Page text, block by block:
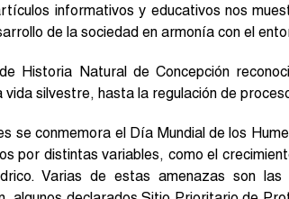
informativos y educativos nos
de la sociedad en armonía con el
Historia Natural de Concepción
vida silvestre, hasta la regulación de
se conmemora el Día Mundial de los
por distintas variables, como el
Varias de estas amenazas son